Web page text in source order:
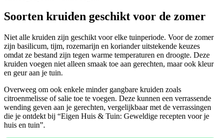
Soorten kruiden geschikt voor de zomer
Niet alle kruiden zijn geschikt voor elke tuinperiode. Voor de zomer
zijn basilicum, tijm, rozemarijn en koriander uitstekende keuzes
omdat ze bestand zijn tegen warme temperaturen en droogte. Deze
kruiden voegen niet alleen smaak toe aan gerechten, maar ook kleur
en geur aan je tuin.
Overweeg om ook enkele minder gangbare kruiden zoals
citroenmelisse of salie toe te voegen. Deze kunnen een verrassende
wending geven aan je gerechten, vergelijkbaar met de verrassingen
die je ontdekt bij “Eigen Huis & Tuin: Geweldige recepten voor je
huis en tuin”.